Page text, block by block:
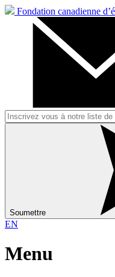
Fondation canadienne
Soumettre
EN
Menu